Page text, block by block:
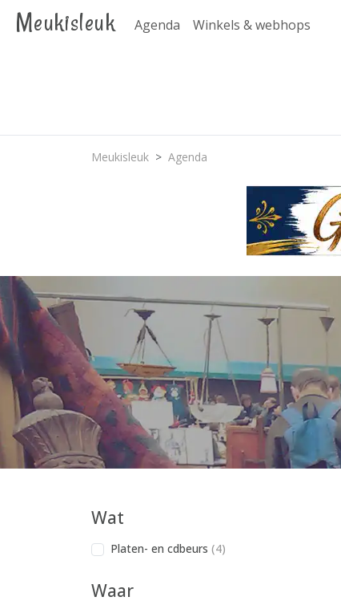
Meukisleuk Agenda Winkels & webhops
Meukisleuk Agenda
Wat
Platen- en cdbeurs (4)
Waar